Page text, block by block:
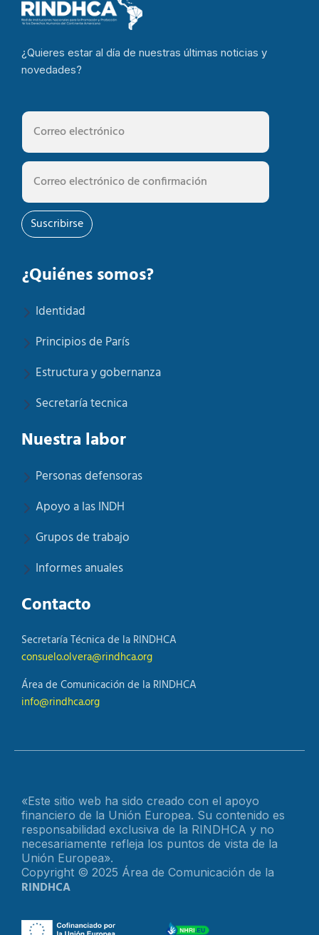
¿Quieres estar al día de nuestras últimas noticias y
novedades?
Suscribirse
¿Quiénes somos?
Identidad
Principios de París
Estructura y gobernanza
Secretaría tecnica
Nuestra labor
Personas defensoras
Apoyo a las INDH
Grupos de trabajo
Informes anuales
Contacto
Secretaría Técnica de la RINDHCA
consuelo.olvera@rindhca.org
Área de Comunicación de la RINDHCA
info@rindhca.org
«Este sitio web ha sido creado con el apoyo
financiero de la Unión Europea. Su contenido es
responsabilidad exclusiva de la RINDHCA y no
necesariamente refleja los puntos de vista de la
Unión Europea».
Copyright © 2025 Área de Comunicación de la
RINDHCA